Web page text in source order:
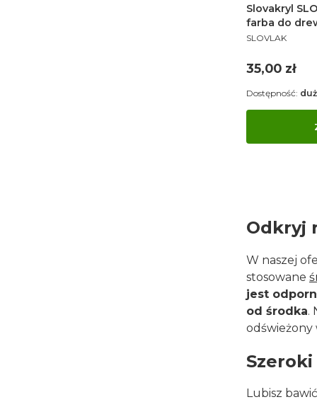
Slovakryl
farba do
wodna kryjąca
PRODUCENT
SLOVLAK
Cena
35,00 zł
Dostępność:
Odkryj
W naszej
stosowane
jest
od środka.
odświeżony
Lubisz